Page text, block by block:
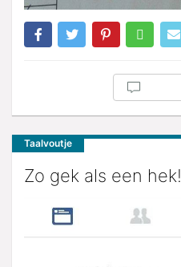
Taalvoutje
Zo gek als een hek!